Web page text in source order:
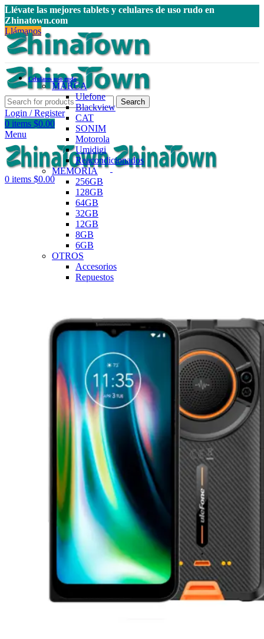
Llévate las mejores tablets y celulares de uso rudo en
Zhinatown.com
Llámanos
Search
Login / Register
0 items $0.00
Menu
0 items $0.00
Celulares uso rudo
MARCA
Ulefone
Blackview
CAT
SONIM
Motorola
Umidigi
Reacondicionados
MEMORIA
256GB
128GB
64GB
32GB
12GB
8GB
6GB
OTROS
Accesorios
Repuestos